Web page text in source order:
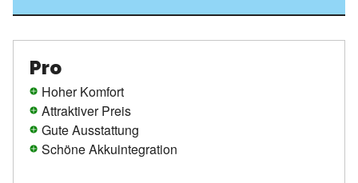
Pro
Hoher Komfort
Attraktiver Preis
Gute Ausstattung
Schöne Akkuintegration